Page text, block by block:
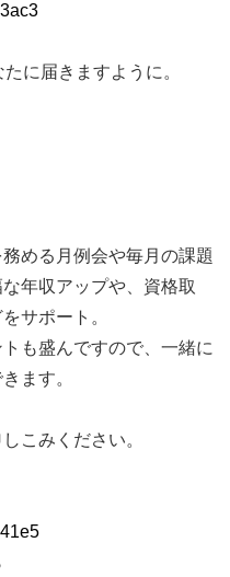
に届きますように。
める月例会や毎月の課題
年収アップや、資格取
サポート。
も盛んですので、一緒に
ます。
こみください。